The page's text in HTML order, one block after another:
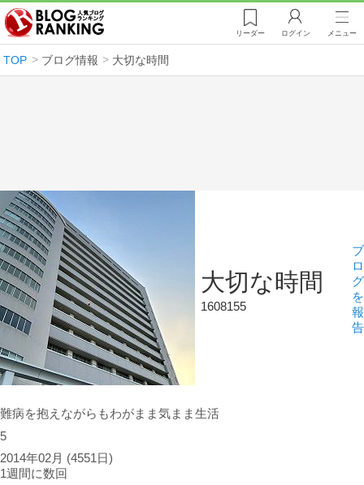
リーダー ログイン メニュー
TOP ブログ情報 大切な時間
大切な時間
1608155
ブ
ロ
グ
を
報
告
難病を抱えながらもわがまま気まま生活
5
2014年02月 (4551日)
1週間に数回